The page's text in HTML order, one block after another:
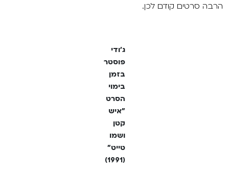
הרבה סרטים קודם לכן.
ג'ודי
פוסטר
בזמן
בימוי
הסרט
"איש
קטן
ושמו
טייט"
(1991)